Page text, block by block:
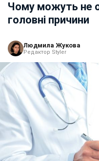
Чому можуть не
головні причини
Людмила Жукова
Редактор Styler